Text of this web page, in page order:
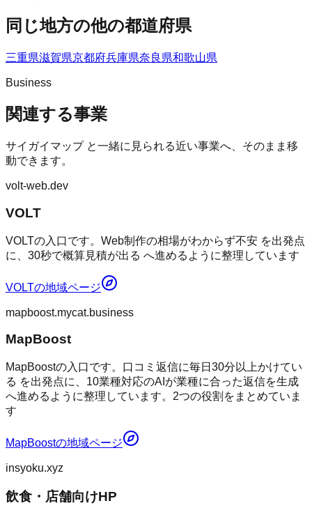
同じ地方の他の都道府県
三重県滋賀県京都府兵庫県奈良県和歌山県
Business
関連する事業
サイガイマップと一緒に見られる近い事業へ、そのまま移
動できます。
volt-web.dev
VOLT
VOLTの入口です。Web制作の相場がわからず不安 を出発点
に、30秒で概算見積が出る へ進めるように整理しています
VOLTの地域ページ
mapboost.mycat.business
MapBoost
MapBoostの入口です。口コミ返信に毎日30分以上かけてい
る を出発点に、10業種対応のAIが業種に合った返信を生成
へ進めるように整理しています。2つの役割をまとめていま
す
MapBoostの地域ページ
insyoku.xyz
飲食・店舗向けHP